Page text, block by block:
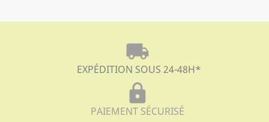
local_shipping
EXPÉDITION SOUS 24-48H*
lock
PAIEMENT SÉCURISÉ